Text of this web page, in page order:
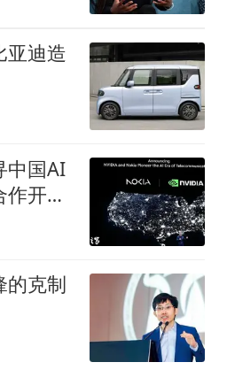
亚迪造
中国AI
开发
的克制